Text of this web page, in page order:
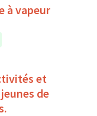
à vapeur
et
de